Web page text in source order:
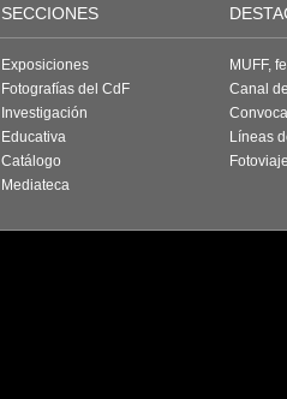
SECCIONES
Exposiciones
Fotografías del CdF
Investigación
Educativa
Catálogo
Mediateca
MUFF,
Canal
Líneas